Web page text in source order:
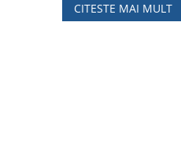
CITESTE MAI MULT